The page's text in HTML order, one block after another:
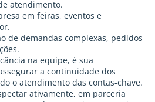
atendimento.
em feiras, eventos e
de demandas complexas, pedidos
na equipe, é sua
a continuidade dos
o atendimento das contas-chave.
ativamente, em parceria